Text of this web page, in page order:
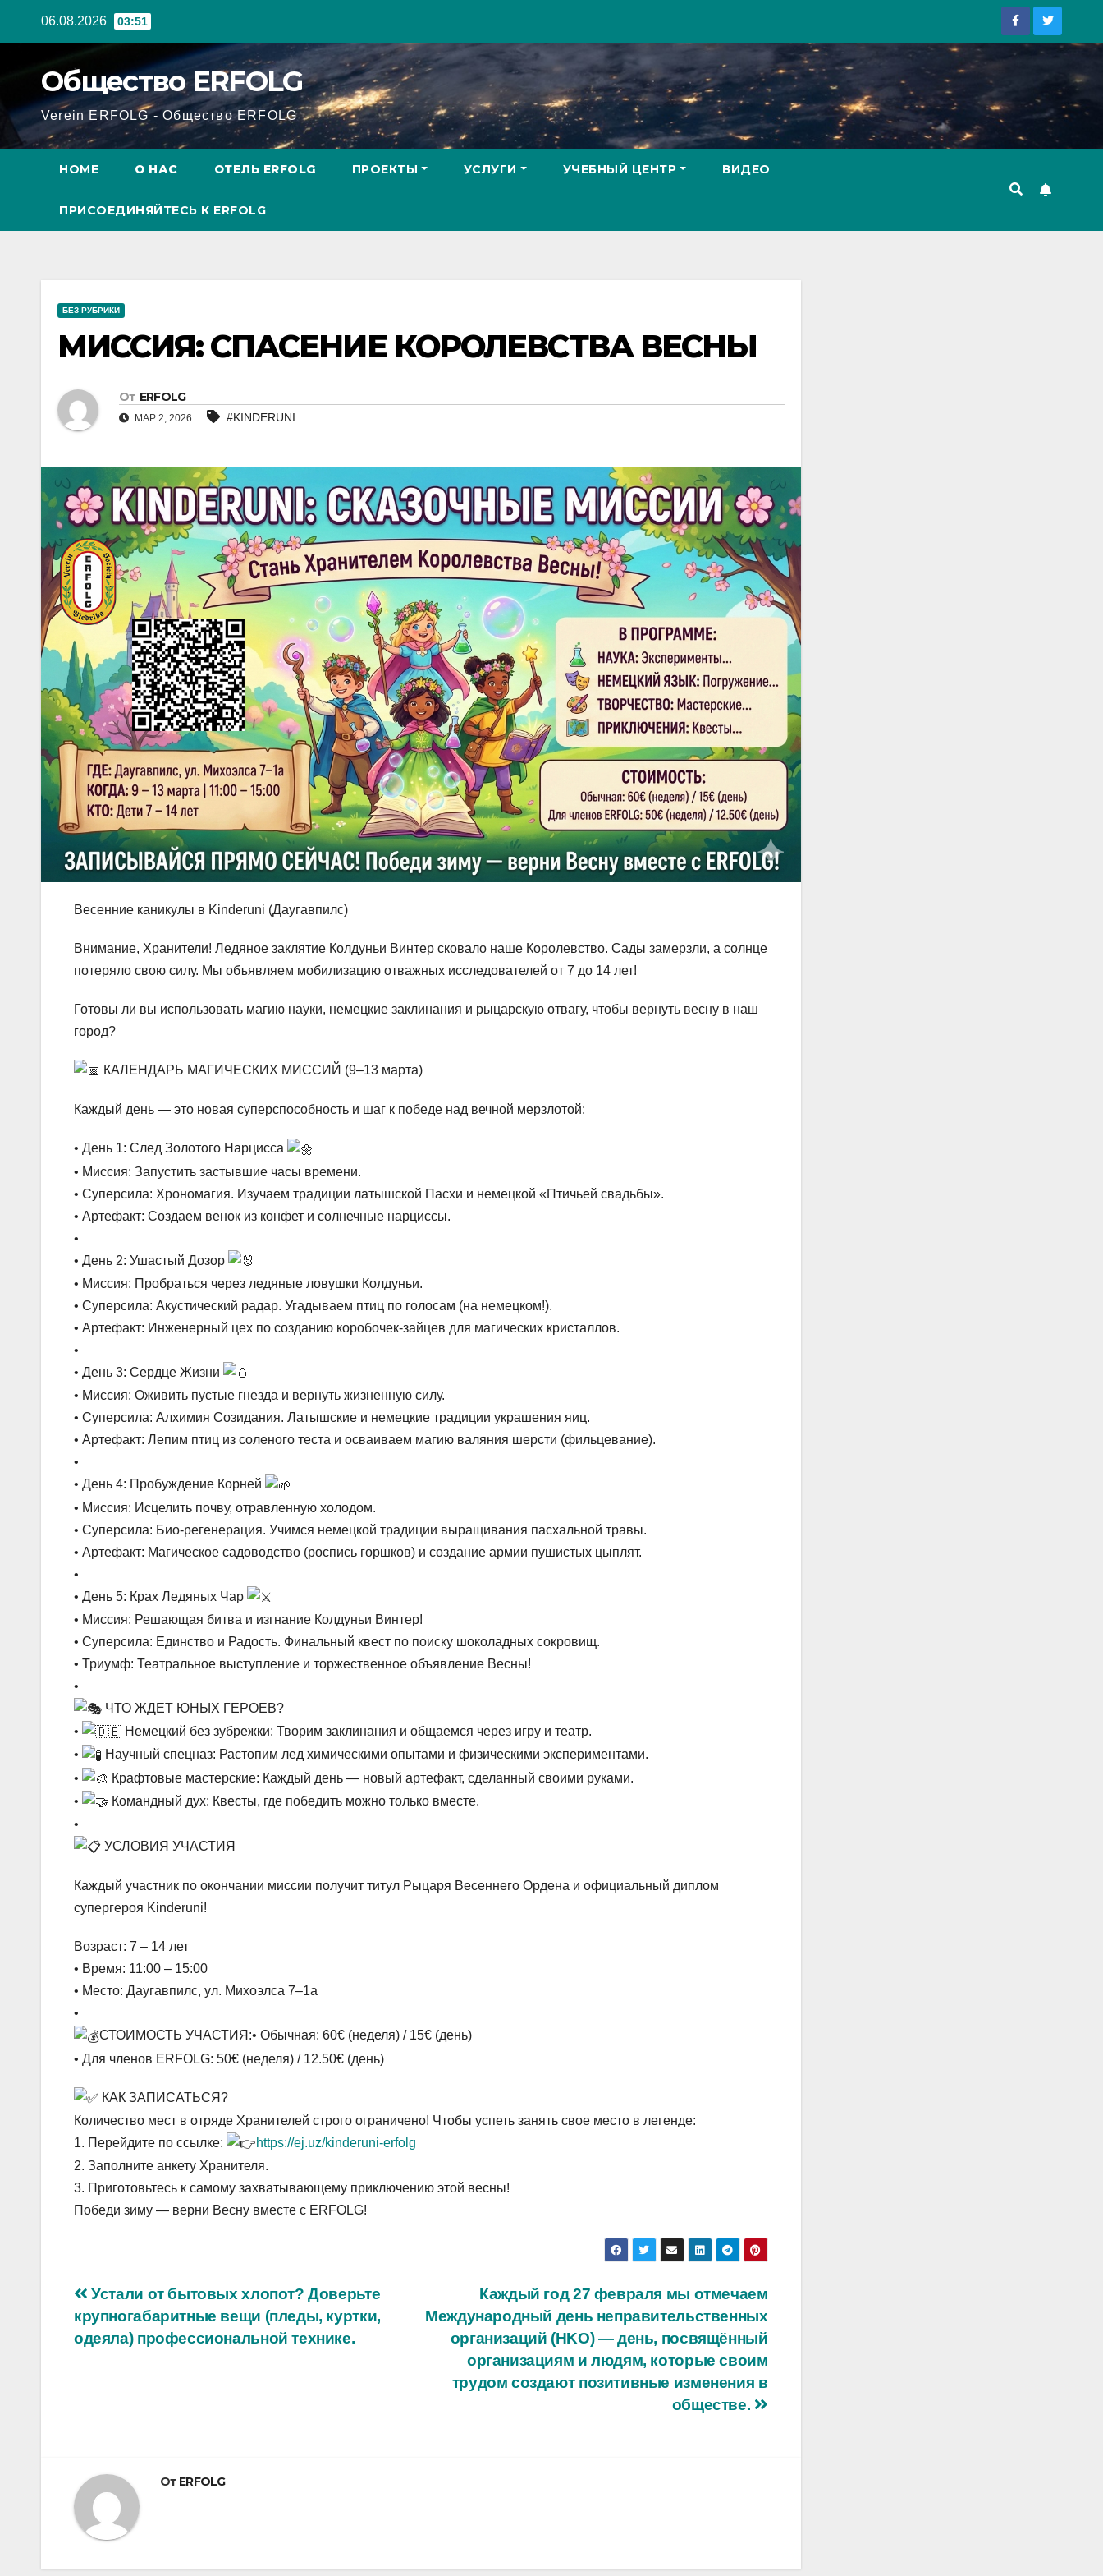
06.08.2026 03:51
Общество ERFOLG
Verein ERFOLG - Общество ERFOLG
HOME О НАС ОТЕЛЬ ERFOLG ПРОЕКТЫ УСЛУГИ УЧЕБНЫЙ ЦЕНТР ВИДЕО
ПРИСОЕДИНЯЙТЕСЬ К ERFOLG
БЕЗ РУБРИКИ
МИССИЯ: СПАСЕНИЕ КОРОЛЕВСТВА ВЕСНЫ
От ERFOLG
МАР 2, 2026 #KINDERUNI
Весенние каникулы в Kinderuni (Даугавпилс)
Внимание, Хранители! Ледяное заклятие Колдуньи Винтер сковало наше Королевство. Сады замерзли, а солнце
потеряло свою силу. Мы объявляем мобилизацию отважных исследователей от 7 до 14 лет!
Готовы ли вы использовать магию науки, немецкие заклинания и рыцарскую отвагу, чтобы вернуть весну в наш
город?
КАЛЕНДАРЬ МАГИЧЕСКИХ МИССИЙ (9–13 марта)
Каждый день — это новая суперспособность и шаг к победе над вечной мерзлотой:
• День 1: След Золотого Нарцисса
• Миссия: Запустить застывшие часы времени.
• Суперсила: Хрономагия. Изучаем традиции латышской Пасхи и немецкой «Птичьей свадьбы».
• Артефакт: Создаем венок из конфет и солнечные нарциссы.
•
• День 2: Ушастый Дозор
• Миссия: Пробраться через ледяные ловушки Колдуньи.
• Суперсила: Акустический радар. Угадываем птиц по голосам (на немецком!).
• Артефакт: Инженерный цех по созданию коробочек-зайцев для магических кристаллов.
•
• День 3: Сердце Жизни
• Миссия: Оживить пустые гнезда и вернуть жизненную силу.
• Суперсила: Алхимия Созидания. Латышские и немецкие традиции украшения яиц.
• Артефакт: Лепим птиц из соленого теста и осваиваем магию валяния шерсти (фильцевание).
•
• День 4: Пробуждение Корней
• Миссия: Исцелить почву, отравленную холодом.
• Суперсила: Био-регенерация. Учимся немецкой традиции выращивания пасхальной травы.
• Артефакт: Магическое садоводство (роспись горшков) и создание армии пушистых цыплят.
•
• День 5: Крах Ледяных Чар
• Миссия: Решающая битва и изгнание Колдуньи Винтер!
• Суперсила: Единство и Радость. Финальный квест по поиску шоколадных сокровищ.
• Триумф: Театральное выступление и торжественное объявление Весны!
•
ЧТО ЖДЕТ ЮНЫХ ГЕРОЕВ?
•
Немецкий без зубрежки: Творим заклинания и общаемся через игру и театр.
•
Научный спецназ: Растопим лед химическими опытами и физическими экспериментами.
•
Крафтовые мастерские: Каждый день — новый артефакт, сделанный своими руками.
•
Командный дух: Квесты, где победить можно только вместе.
•
УСЛОВИЯ УЧАСТИЯ
Каждый участник по окончании миссии получит титул Рыцаря Весеннего Ордена и официальный диплом
супергероя Kinderuni!
Возраст: 7 – 14 лет
• Время: 11:00 – 15:00
• Место: Даугавпилс, ул. Михоэлса 7–1a
•
СТОИМОСТЬ УЧАСТИЯ:• Обычная: 60€ (неделя) / 15€ (день)
• Для членов ERFOLG: 50€ (неделя) / 12.50€ (день)
КАК ЗАПИСАТЬСЯ?
Количество мест в отряде Хранителей строго ограничено! Чтобы успеть занять свое место в легенде:
1. Перейдите по ссылке:
https://ej.uz/kinderuni-erfolg
2. Заполните анкету Хранителя.
3. Приготовьтесь к самому захватывающему приключению этой весны!
Победи зиму — верни Весну вместе с ERFOLG!
Навигация
по
Каждый год 27 февраля мы отмечаем
Международный день неправительственных
организаций (НKО) — день, посвящённый
организациям и людям, которые своим
трудом создают позитивные изменения в
обществе.
Устали от бытовых хлопот? Доверьте
крупногабаритные вещи (пледы, куртки,
одеяла) профессиональной технике.
От ERFOLG